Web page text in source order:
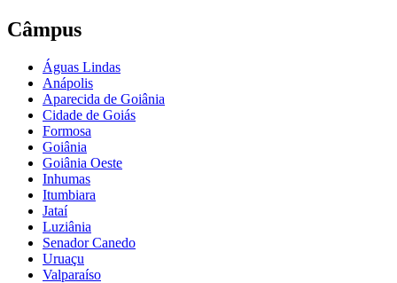
Câmpus
Águas Lindas
Anápolis
Aparecida de Goiânia
Cidade de Goiás
Formosa
Goiânia
Goiânia Oeste
Inhumas
Itumbiara
Jataí
Luziânia
Senador Canedo
Uruaçu
Valparaíso